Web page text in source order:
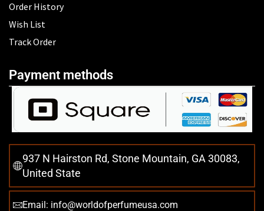
Order History
Wish List
Track Order
Payment methods
937 N Hairston Rd, Stone Mountain, GA 30083,
United State
Email: info@worldofperfumeusa.com